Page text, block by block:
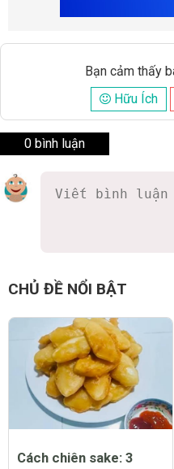
Bạn cảm thấy
Hữu Ích
0 bình luận
CHỦ ĐỀ NỔI BẬT
Cách chiên sake: 3